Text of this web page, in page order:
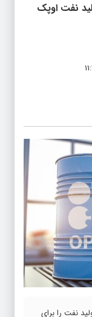
نفت اوپک
نفت را برای